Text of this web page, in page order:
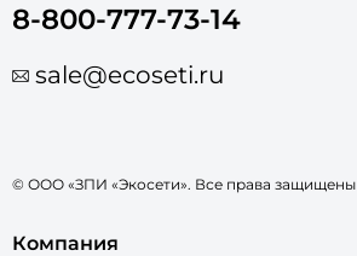
8-800-777-73-14
sale@ecoseti.ru
© ООО «ЗПИ «Экосети». Все права защищены
Компания